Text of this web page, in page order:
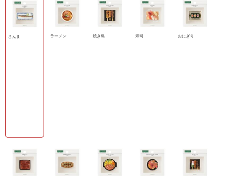
さんま ラーメン 焼き鳥 寿司 おにぎり